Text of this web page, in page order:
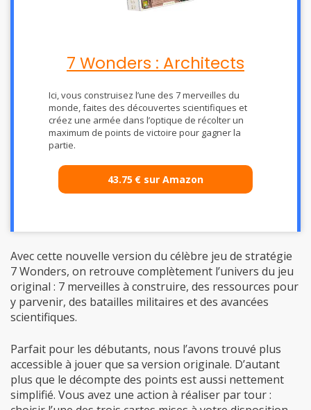
Ici, vous construisez l’une des 7 merveilles du
créez une armée dans l’optique de récolter un
maximum de points de victoire pour gagner la
partie.
Avec cette nouvelle version du célèbre jeu de stratégie
7 Wonders, on retrouve complètement l’univers du jeu
original : 7 merveilles à construire, des ressources pour
y parvenir, des batailles militaires et des avancées
scientifiques.
Parfait pour les débutants, nous l’avons trouvé plus
accessible à jouer que sa version originale. D’autant
plus que le décompte des points est aussi nettement
simplifié. Vous avez une action à réaliser par tour :
choisir l’une des trois cartes mises à votre disposition.